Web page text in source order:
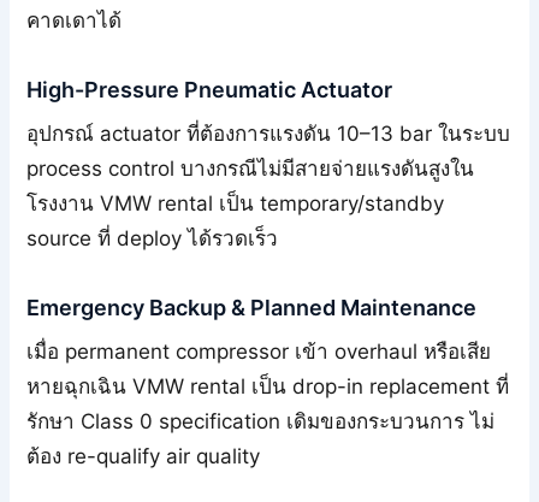
คาดเดาได้
High-Pressure Pneumatic Actuator
อุปกรณ์ actuator ที่ต้องการแรงดัน 10–13 bar ในระบบ
process control บางกรณีไม่มีสายจ่ายแรงดันสูงใน
โรงงาน VMW rental เป็น temporary/standby
source ที่ deploy ได้รวดเร็ว
Emergency Backup & Planned Maintenance
เมื่อ permanent compressor เข้า overhaul หรือเสีย
หายฉุกเฉิน VMW rental เป็น drop-in replacement ที่
รักษา Class 0 specification เดิมของกระบวนการ ไม่
ต้อง re-qualify air quality